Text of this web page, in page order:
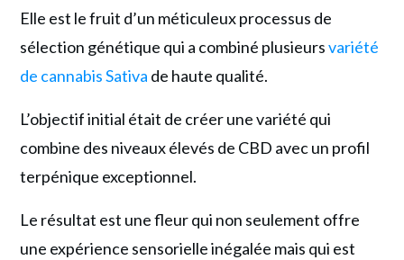
Elle est le fruit d’un méticuleux processus de
sélection génétique qui a combiné plusieursvariété
de cannabis Sativa de haute qualité.
L’objectif initial était de créer une variété qui
combine des niveaux élevés de CBD avec un profil
terpénique exceptionnel.
Le résultat est une fleur qui non seulement offre
une expérience sensorielle inégalée mais qui est